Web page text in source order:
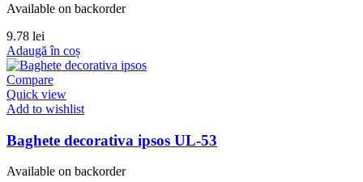
Available on backorder
9.78 lei
Adaugă în coș
Compare
Quick view
Add to wishlist
Baghete decorativa ipsos UL-53
Available on backorder